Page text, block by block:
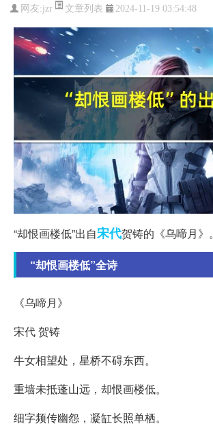
网友:jzr 文章列表 2024-11-19 03:54:48
“却恨画楼低”出自宋代贺铸的《乌啼月》。
“却恨画楼低”全诗
《乌啼月》
宋代 贺铸
牛女相望处，星桥不碍东西。
重墙未抵蓬山远，却恨画楼低。
细字频传幽怨，凝缸长照单栖。